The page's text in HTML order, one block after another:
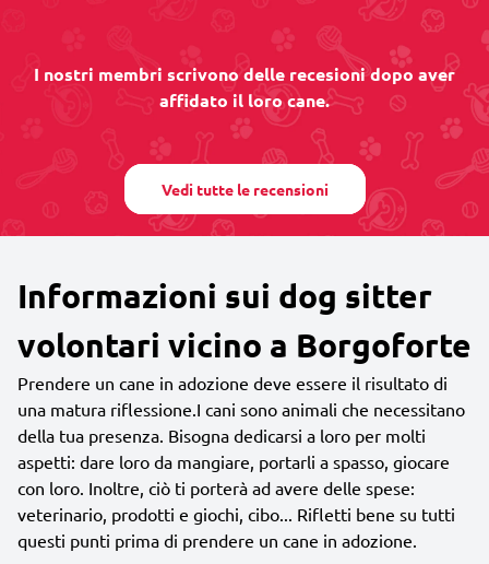
I nostri membri scrivono delle recesioni dopo aver
affidato il loro cane.
Vedi tutte le recensioni
Informazioni sui dog sitter
volontari vicino a Borgoforte
Prendere un cane in adozione deve essere il risultato di
una matura riflessione.I cani sono animali che necessitano
della tua presenza. Bisogna dedicarsi a loro per molti
aspetti: dare loro da mangiare, portarli a spasso, giocare
con loro. Inoltre, ciò ti porterà ad avere delle spese:
veterinario, prodotti e giochi, cibo... Rifletti bene su tutti
questi punti prima di prendere un cane in adozione.